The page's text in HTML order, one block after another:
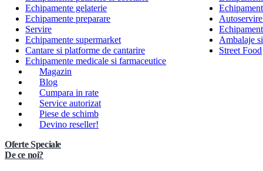
Echipamente gelaterie
Echipamente preparare
Servire
Echipamente supermarket
Ambalaje
Cantare si platforme de cantarire
Street Food
Echipamente medicale si farmaceutice
Magazin
Blog
Cumpara in rate
Service autorizat
Piese de schimb
Devino reseller!
Oferte Speciale
De ce noi?